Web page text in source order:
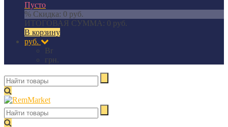
Пусто
% Скидка: 0 руб.
ИТОГОВАЯ СУММА: 0 руб.
В корзину
руб.
Br
грн.